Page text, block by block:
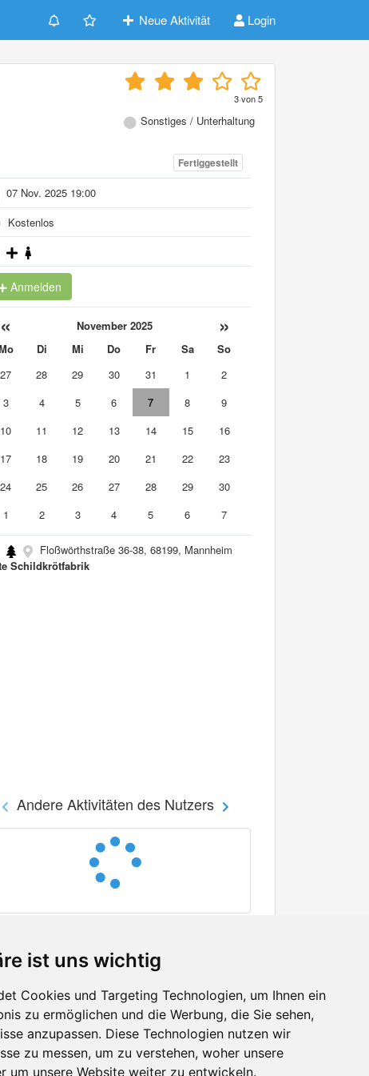
ist uns wichtig
Cookies und Targeting Technologien, um Ihnen ein
zu ermöglichen und die Werbung, die Sie sehen,
anzupassen. Diese Technologien nutzen wir
zu messen, um zu verstehen, woher unsere
um unsere Website weiter zu entwickeln.
Neue Aktivität Login
3von5
Sonstiges / Unterhaltung
Fertiggestellt
07 Nov. 2025 19:00
Kostenlos
Anmelden
« November 2025 »
Di Mi Do Fr Sa
So
27
28 29 30 31 1
2
3
4 5 6 7 8
9
10
11 12 13 14 15
16
17
18 19 20 21 22
23
24
25 26 27 28 29
30
1
2 3 4 5 6 7
Floßwörthstraße 36-38, 68199, Mannheim
Schildkrötfabrik
Andere Aktivitäten des Nutzers
Facebook
Twitter
YouTube